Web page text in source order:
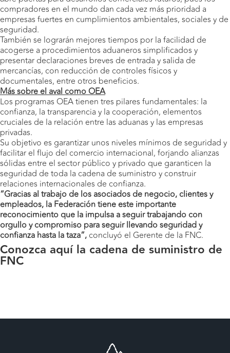
compradores en el mundo dan cada vez más prioridad a
empresas fuertes en cumplimientos ambientales, sociales y de
seguridad.
También se lograrán mejores tiempos por la facilidad de
acogerse a procedimientos aduaneros simplificados y
presentar declaraciones breves de entrada y salida de
mercancías, con reducción de controles físicos y
documentales, entre otros beneficios.
Más sobre el aval como OEA
Los programas OEA tienen tres pilares fundamentales: la
confianza, la transparencia y la cooperación, elementos
cruciales de la relación entre las aduanas y las empresas
privadas.
Su objetivo es garantizar unos niveles mínimos de seguridad y
facilitar el flujo del comercio internacional, forjando alianzas
sólidas entre el sector público y privado que garanticen la
seguridad de toda la cadena de suministro y construir
relaciones internacionales de confianza.
“Gracias al trabajo de los asociados de negocio, clientes y
empleados, la Federación tiene este importante
reconocimiento que la impulsa a seguir trabajando con
orgullo y compromiso para seguir llevando seguridad y
confianza hasta la taza”, concluyó el Gerente de la FNC.
Conozca aquí la cadena de suministro de
FNC